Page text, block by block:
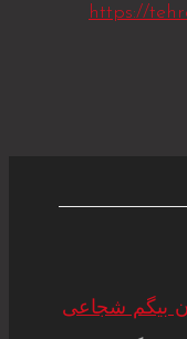
https://